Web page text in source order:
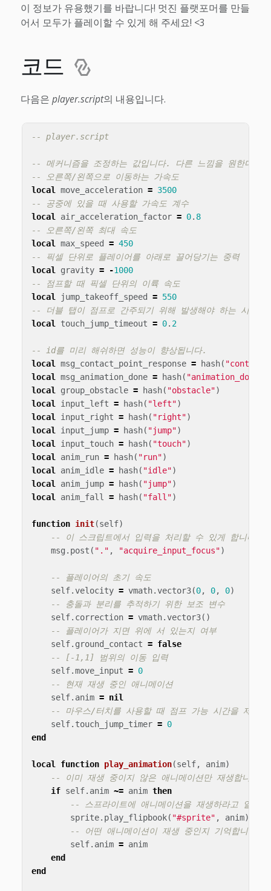
이 정보가 유용했기를 바랍니다! 멋진 플랫포머를 만들
어서 모두가 플레이할 수 있게 해 주세요! <3
코드
다음은 player.script의 내용입니다.
-- player.script
-- 메커니즘을 조정하는 값입니다. 다른 느낌을 원한다면
-- 오른쪽/왼쪽으로 이동하는 가속도
local
move_acceleration = 3500
-- 공중에 있을 때 사용할 가속도 계수
local
air_acceleration_factor = 0. 8
-- 오른쪽/왼쪽 최대 속도
local
max_speed = 450
-- 픽셀 단위로 플레이어를 아래로 끌어당기는 중력
local
gravity = -1000
-- 점프할 때 픽셀 단위의 이륙 속도
local
jump_takeoff_speed = 550
-- 더블 탭이 점프로 간주되기 위해 발생해야 하는 시간(
local
touch_jump_timeout = 0. 2
-- id를 미리 해쉬하면 성능이 향상됩니다.
local
msg_contact_point_response = hash(
local
msg_animation_done = hash( "animation_done"
local
group_obstacle = hash( "obstacle")
local
input_left = hash( "left")
local
input_right = hash( "right")
local
input_jump = hash( "jump")
local
input_touch = hash( "touch")
local
anim_run = hash( "run")
local
anim_idle = hash( "idle")
local
anim_jump = hash( "jump")
local
anim_fall = hash( "fall")
function init(self)
-- 이 스크립트에서 입력을 처리할 수 있게 합니다.
msg . post ( "." , "acquire_input_focus")
-- 플레이어의 초기 속도
self.velocity = vmath.vector3(0, 0, 0)
-- 충돌과 분리를 추적하기 위한 보조 변수
self. correction = vmath.vector3()
-- 플레이어가 지면 위에 서 있는지 여부
self. ground_contact = false
-- [-1,1] 범위의 이동 입력
self.move_input = 0
-- 현재 재생 중인 애니메이션
self. anim = nil
-- 마우스/터치를 사용할 때 점프 가능 시간을 제어하
self. touch_jump_timer = 0
end
local function play_animation(self, anim)
-- 이미 재생 중이지 않은 애니메이션만 재생합니다.
if self. anim ~= anim then
-- 스프라이트에 애니메이션을 재생하라고 알립
sprite. play_flipbook( "#sprite" , anim)
-- 어떤 애니메이션이 재생 중인지 기억합니다.
self. anim = anim
end
end